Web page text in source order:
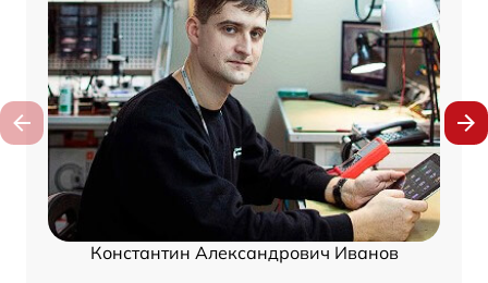
Константин Александрович Иванов